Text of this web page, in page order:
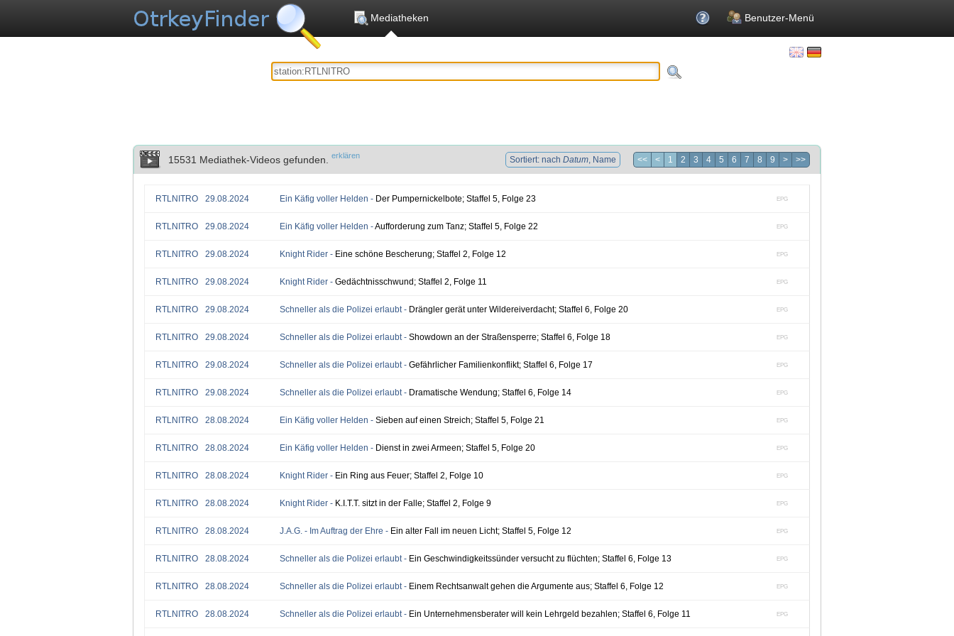
Mediatheken Benutzer-Menü
15531 Mediathek-Videos gefunden. erklären Sortiert: nach Datum, Name << < 1 2 3 4 5 6 7 8 9 > >>
EPG
RTLNITRO 29.08.2024 Ein Käfig voller Helden - Der Pumpernickelbote; Staffel 5, Folge 23
EPG
RTLNITRO 29.08.2024 Ein Käfig voller Helden -Aufforderung zum Tanz; Staffel 5, Folge 22
EPG
RTLNITRO 29.08.2024 Knight Rider - Eine schöne Bescherung; Staffel 2, Folge 12
EPG
RTLNITRO 29.08.2024 Knight Rider - Gedächtnisschwund; Staffel 2, Folge 11
EPG
RTLNITRO 29.08.2024 Schneller als die Polizei erlaubt - Drängler gerät unter Wildereiverdacht; Staffel 6, Folge 20
EPG
RTLNITRO 29.08.2024 Schneller als die Polizei erlaubt - Showdown an der Straßensperre; Staffel 6, Folge 18
EPG
RTLNITRO 29.08.2024 Schneller als die Polizei erlaubt - Gefährlicher Familienkonflikt; Staffel 6, Folge 17
EPG
RTLNITRO 29.08.2024 Schneller als die Polizei erlaubt - Dramatische Wendung; Staffel 6, Folge 14
EPG
RTLNITRO 28.08.2024 Ein Käfig voller Helden - Sieben auf einen Streich; Staffel 5, Folge 21
EPG
RTLNITRO 28.08.2024 Ein Käfig voller Helden - Dienst in zwei Armeen; Staffel 5, Folge 20
EPG
RTLNITRO 28.08.2024 Knight Rider - Ein Ring aus Feuer; Staffel 2, Folge 10
EPG
RTLNITRO 28.08.2024 Knight Rider - K.I.T.T. sitzt in der Falle; Staffel 2, Folge 9
EPG
RTLNITRO 28.08.2024 J.A.G. - Im Auftrag der Ehre - Ein alter Fall im neuen Licht; Staffel 5, Folge 12
EPG
RTLNITRO 28.08.2024 Schneller als die Polizei erlaubt - Ein Geschwindigkeitssünder versucht zu flüchten; Staffel 6, Folge 13
EPG
RTLNITRO 28.08.2024 Schneller als die Polizei erlaubt - Einem Rechtsanwalt gehen die Argumente aus; Staffel 6, Folge 12
EPG
RTLNITRO 28.08.2024 Schneller als die Polizei erlaubt - Ein Unternehmensberater will kein Lehrgeld bezahlen; Staffel 6, Folge 11